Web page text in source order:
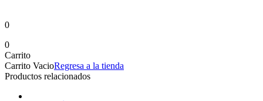
0
0
Carrito
Carrito VacioRegresa a la tienda
Productos relacionados